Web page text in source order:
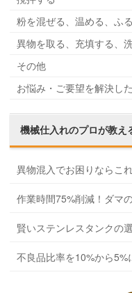
粉を混ぜる、温める、ふ
異物を取る、充填する、
その他
お悩み・ご要望を解決し
機械仕入れのプロが教え
異物混入でお困りならこ
作業時間75%削減！ダマ
賢いステンレスタンクの
不良品比率を10%から5%